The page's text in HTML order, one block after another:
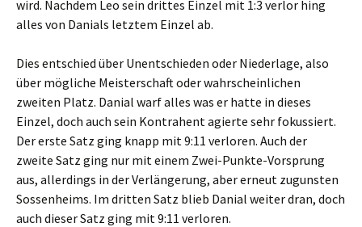
wird. Nachdem Leo sein drittes Einzel mit 1:3 verlor hing
alles von Danials letztem Einzel ab.
Dies entschied über Unentschieden oder Niederlage, also
über mögliche Meisterschaft oder wahrscheinlichen
zweiten Platz. Danial warf alles was er hatte in dieses
Einzel, doch auch sein Kontrahent agierte sehr fokussiert.
Der erste Satz ging knapp mit 9:11 verloren. Auch der
zweite Satz ging nur mit einem Zwei-Punkte-Vorsprung
aus, allerdings in der Verlängerung, aber erneut zugunsten
Sossenheims. Im dritten Satz blieb Danial weiter dran, doch
auch dieser Satz ging mit 9:11 verloren.